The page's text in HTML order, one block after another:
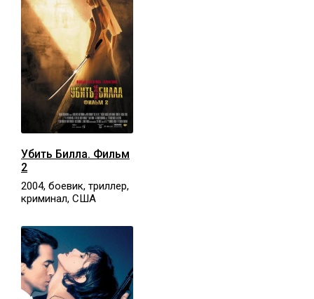
Убить Билла. Фильм
2
2004, боевик, триллер,
криминал, США